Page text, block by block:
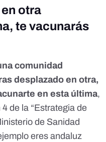
otra
te vacunarás
comunidad
desplazado en otra,
en esta última,
de la “Estrategia de
de Sanidad
eres andaluz